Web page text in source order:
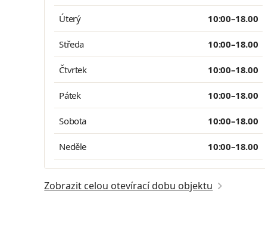
Úterý 10:00–18.00
Středa 10:00–18.00
Čtvrtek 10:00–18.00
Pátek 10:00–18.00
Sobota 10:00–18.00
Neděle 10:00–18.00
Zobrazit celou otevírací dobu objektu